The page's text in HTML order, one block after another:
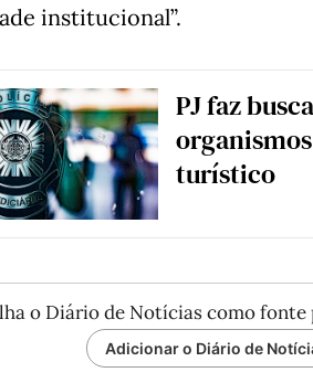
institucional”.
PJ faz
turístico
o Diário de Notícias como
Adicionar o Diário de